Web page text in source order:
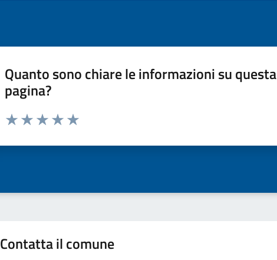
Quanto sono chiare le informazioni su questa
pagina?
Valuta da 1 a 5 stelle la pagina
Contatta il comune